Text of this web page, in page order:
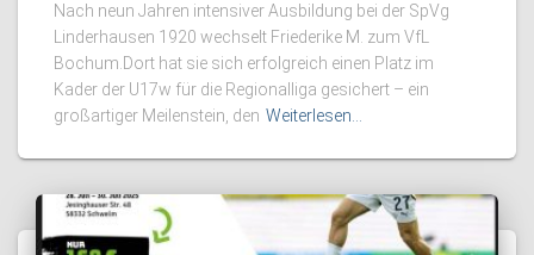
Nach neun Jahren intensiver Ausbildung bei der SpVg
Linderhausen 1920 wechselt Friederike M. zum VfL
Bochum.Dort hat sie sich erfolgreich einen Platz im
Kader der U17w für die Regionalliga gesichert – ein
großartiger Meilenstein, den Weiterlesen…